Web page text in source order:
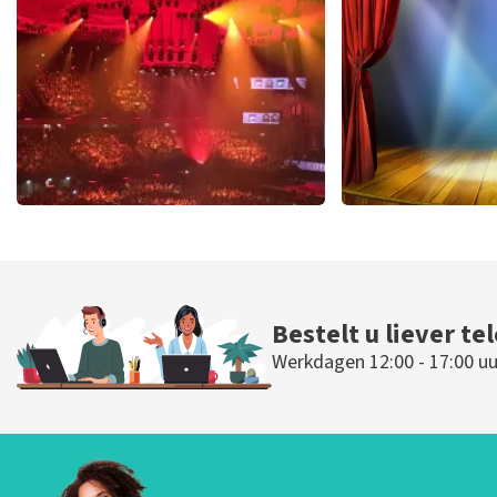
BESTEL NU BESTEL NU
BESTEL NU
Bestelt u liever
Werkdagen 12:00 - 17:00